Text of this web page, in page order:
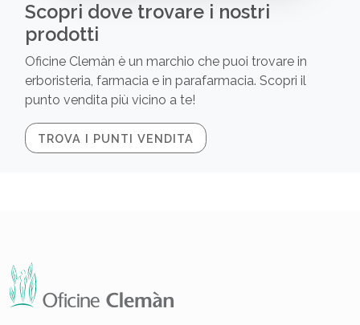
Scopri dove trovare i nostri
prodotti
Oficine Clemàn è un marchio che puoi trovare in
erboristeria, farmacia e in parafarmacia. Scopri il
punto vendita più vicino a te!
TROVA I PUNTI VENDITA